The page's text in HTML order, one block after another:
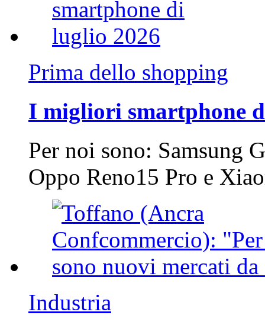
Prima dello shopping
I migliori smartphone
Per noi sono: Samsung
Oppo Reno15 Pro e
Industria